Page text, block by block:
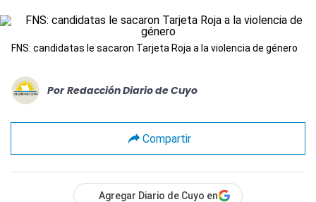
FNS: candidatas le sacaron Tarjeta Roja a la violencia de género
Por Redacción Diario de Cuyo
Compartir
Agregar Diario de Cuyo en